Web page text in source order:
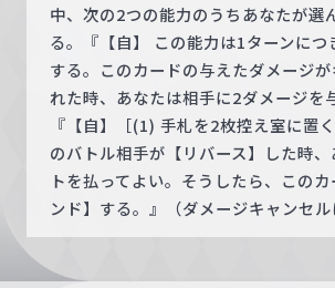
中、次の2つの能力のうちあなたが選
る。『【自】 この能力は1ターンにつ
する。このカードの与えたダメージ
れた時、あなたは相手に2ダメージを
『【自】［(1) 手札を2枚控え室に置
のバトル相手が【リバース】した時
トを払ってよい。そうしたら、この
ンド】する。』（ダメージキャンセル